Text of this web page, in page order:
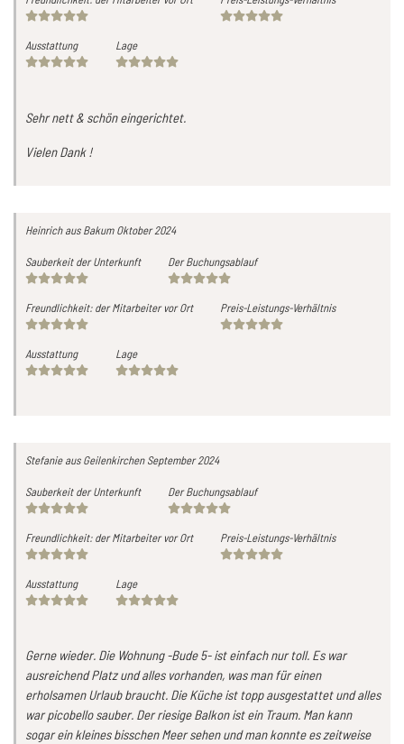
Ausstattung Lage
Sehr nett & schön eingerichtet.
Vielen Dank !
Heinrichaus Bakum Oktober 2024
Sauberkeit der Unterkunft Der Buchungsablauf
Freundlichkeit: der Mitarbeiter vor Ort Preis-Leistungs-Verhältnis
Ausstattung Lage
Stefanieaus Geilenkirchen September 2024
Sauberkeit der Unterkunft Der Buchungsablauf
Freundlichkeit: der Mitarbeiter vor Ort Preis-Leistungs-Verhältnis
Ausstattung Lage
Gerne wieder. Die Wohnung -Bude 5- ist einfach nur toll. Es war
ausreichend Platz und alles vorhanden, was man für einen
erholsamen Urlaub braucht. Die Küche ist topp ausgestattet und alles
war picobello sauber. Der riesige Balkon ist ein Traum. Man kann
sogar ein kleines bisschen Meer sehen und man konnte es zeitweise